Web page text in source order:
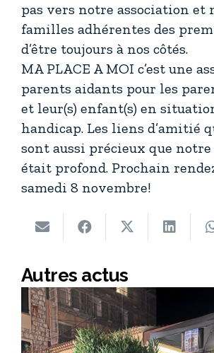
pas vers notre association et
familles adhérentes des
d’être toujours à nos côtés.
MA PLACE A MOI c’est une
parents aidants pour les
et leur(s) enfant(s) en
handicap. Les liens d’amitié
sont aussi précieux que
était profond. Prochain
samedi 8 novembre!
Autres actus